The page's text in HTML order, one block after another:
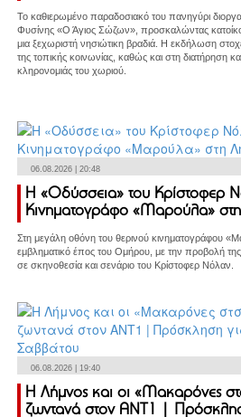
Το καθιερωμένο παραδοσιακό του πανηγύρι
Φυσίνης «Ο Άγιος Σώζων», προσκαλώντας
μια ξεχωριστή νησιώτικη βραδιά. Η εκδήλωση
της τοπικής κοινωνίας, καθώς και στη διατήρηση
κληρονομιάς του χωριού.
06.08.2026 | 20:48
Η «Οδύσσεια» του Κρίστοφερ
Κινηματογράφο «Μαρούλα»
Στη μεγάλη οθόνη του θερινού κινηματογράφου
εμβληματικό έπος του Ομήρου, με την προβολή
σε σκηνοθεσία και σενάριο του Κρίστοφερ Νόλαν.
06.08.2026 | 19:40
Η Λήμνος και οι «Μακαρόνες
ζωντανά στον ANT1 |